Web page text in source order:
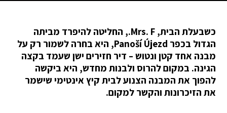
כשבעלת הבית, Mrs. F., החליטה להיפרד מביתה
הגדול בכפר Panoší Újezd, היא בחרה לשמור רק על
מבנה אחד קטן ונטוש – דיר חזירים ישן שעמד בקצה
הגינה. במקום להרוס ולבנות מחדש, היא ביקשה
להפוך את המבנה הצנוע לבית קיץ אינטימי שישמר
את הזיכרונות והקשר למקום.